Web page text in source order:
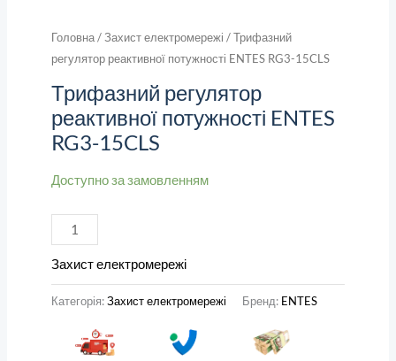
Головна/Захист електромережі / Трифазний
регулятор реактивної потужності ENTES RG3-15CLS
Трифазний регулятор
реактивної потужності ENTES
RG3-15CLS
Доступно за замовленням
Захист електромережі
Категорія:Захист електромережі Бренд: ENTES